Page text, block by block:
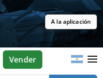
A la aplicación
Vender